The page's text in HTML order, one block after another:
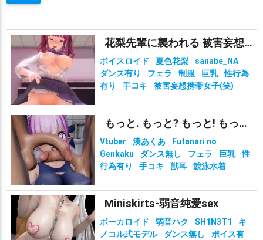
花梨先輩に襲われる 被害妄想携帯女子（笑）
ボイスロイド 夏色花梨
sanabe_NA
ダンス有り
フェラ 制服 巨乳
性行為
有り
手コキ 被害妄想携帯女子(笑)
もっと. もっと? もっと! もっと!?!?
Vtuber 湊あくあ
Futanari no
Genkaku
ダンス無し フェラ 巨乳
性
行為有り
手コキ 獣耳 競泳水着
Miniskirts-弱音纯爱sex
ボーカロイド 弱音ハク SH1N3T1
キ
ノコル式モデル
ダンス無し
ボイス有